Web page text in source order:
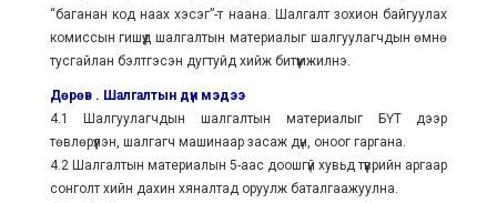
“баганан код наах хэсэг”-т наана. Шалгалт зохион байгуулах
комиссын гишүүд шалгалтын материалыг шалгуулагчдын өмнө
тусгайлан бэлтгэсэн дугтуйд хийж битүүмжилнэ.
Дөрөв . Шалгалтын дүн мэдээ
4.1 Шалгуулагчдын шалгалтын материалыг БҮТ дээр
төвлөрүүлэн, шалгагч машинаар засаж дүн, оноог гаргана.
4.2 Шалгалтын материалын 5-аас доошгүй хувьд түүврийн аргаар
сонголт хийн дахин хяналтад оруулж баталгаажуулна.